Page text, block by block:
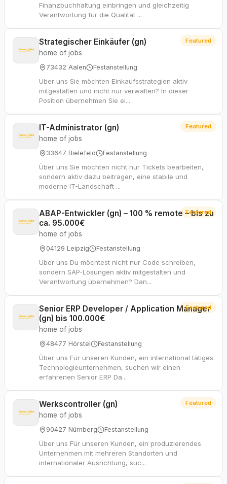
Finanzbuchhaltung einbringen und gleichzeitig
Verantwortung für die Qualität ...
Strategischer Einkäufer (gn)
home of jobs
73432 Aalen Festanstellung
Über uns Sie möchten Einkaufsstrategien aktiv
mitgestalten und nicht nur verwalten? In dieser
Position übernehmen Sie ei...
Featured
IT-Administrator (gn)
home of jobs
33647 Bielefeld Festanstellung
Über uns Sie möchten nicht nur Tickets bearbeiten,
sondern aktiv dazu beitragen, eine stabile und
moderne IT-Landschaft ...
Featured
ABAP-Entwickler (gn) – 100 % remote – bis zu
ca. 95.000€
home of jobs
04129 Leipzig Festanstellung
Über uns Du möchtest nicht nur Code schreiben,
sondern SAP-Lösungen aktiv mitgestalten und
Verantwortung übernehmen? Dan...
Featured
Senior ERP Developer / Application Manager
(gn) bis 100.000€
home of jobs
48477 Hörstel Festanstellung
Über uns Für unseren Kunden, ein international tätiges
Technologieunternehmen, suchen wir einen
erfahrenen Senior ERP Da...
Featured
Werkscontroller (gn)
home of jobs
90427 Nürnberg Festanstellung
Über uns Für unseren Kunden, ein produzierendes
Unternehmen mit mehreren Standorten und
internationaler Ausrichtung, suc...
Featured